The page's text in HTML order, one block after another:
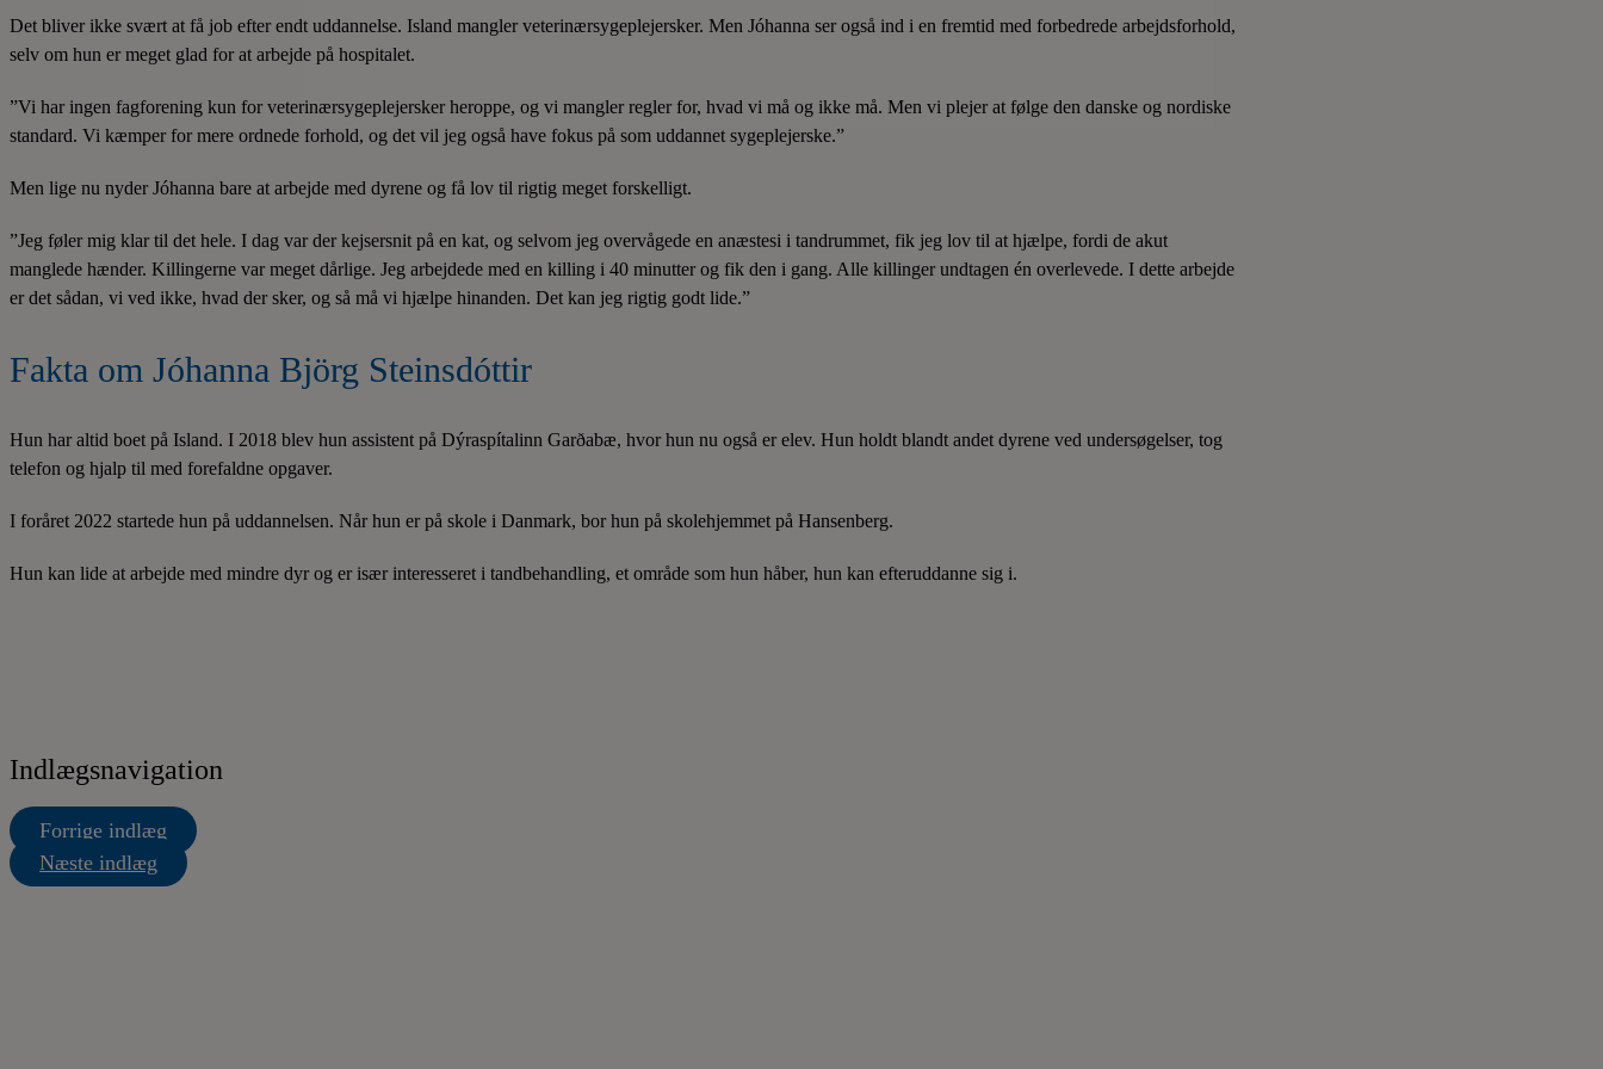
Det bliver ikke svært at få job efter endt uddannelse. Island mangler veterinærsygeplejersker. Men Jóhanna ser også ind i en fremtid med forbedrede arbejdsforhold,
selv om hun er meget glad for at arbejde på hospitalet.
”Vi har ingen fagforening kun for veterinærsygeplejersker heroppe, og vi mangler regler for, hvad vi må og ikke må. Men vi plejer at følge den danske og nordiske
standard. Vi kæmper for mere ordnede forhold, og det vil jeg også have fokus på som uddannet sygeplejerske.”
Men lige nu nyder Jóhanna bare at arbejde med dyrene og få lov til rigtig meget forskelligt.
”Jeg føler mig klar til det hele. I dag var der kejsersnit på en kat, og selvom jeg overvågede en anæstesi i tandrummet, fik jeg lov til at hjælpe, fordi de akut
manglede hænder. Killingerne var meget dårlige. Jeg arbejdede med en killing i 40 minutter og fik den i gang. Alle killinger undtagen én overlevede. I dette arbejde
er det sådan, vi ved ikke, hvad der sker, og så må vi hjælpe hinanden. Det kan jeg rigtig godt lide.”
Fakta om Jóhanna Björg Steinsdóttir
Hun har altid boet på Island. I 2018 blev hun assistent på Dýraspítalinn Garðabæ, hvor hun nu også er elev. Hun holdt blandt andet dyrene ved undersøgelser, tog
telefon og hjalp til med forefaldne opgaver.
I foråret 2022 startede hun på uddannelsen. Når hun er på skole i Danmark, bor hun på skolehjemmet på Hansenberg.
Hun kan lide at arbejde med mindre dyr og er især interesseret i tandbehandling, et område som hun håber, hun kan efteruddanne sig i.
Indlægsnavigation
Forrige indlæg
Næste indlæg